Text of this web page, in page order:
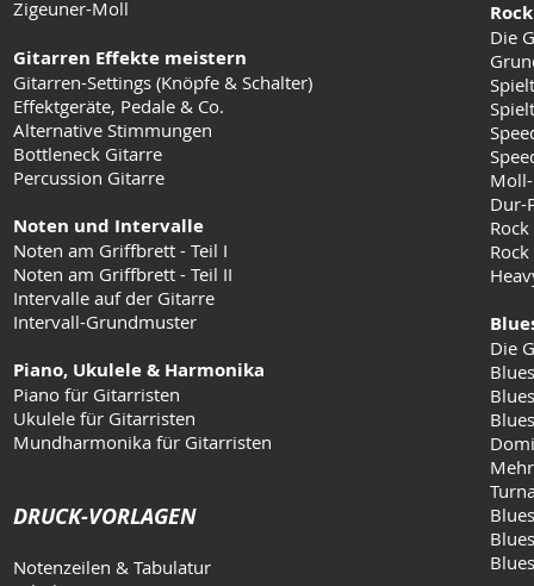
Zigeuner-Moll
Gitarren Effekte meistern
Gitarren-Settings (Knöpfe & Schalter)
Effektgeräte, Pedale & Co.
Alternative Stimmungen
Bottleneck Gitarre
Percussion Gitarre
Noten und Intervalle
Noten am Griffbrett - Teil I
Noten am Griffbrett - Teil II
Intervalle auf der Gitarre
Intervall-Grundmuster
Piano, Ukulele & Harmonika
Piano für Gitarristen
Ukulele für Gitarristen
Mundharmonika für Gitarristen
DRUCK-VORLAGEN
Notenzeilen & Tabulatur
Die
Dur-
Die